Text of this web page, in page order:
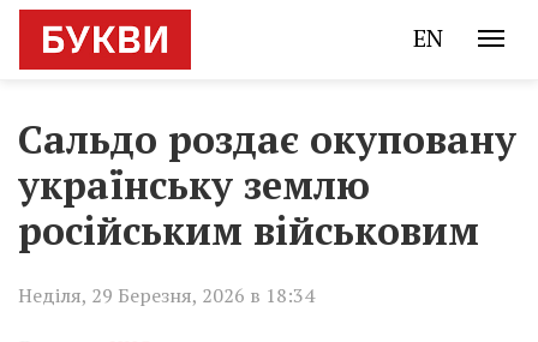
EN
⁨⁨Сальдо роздає окуповану
українську землю
російським військовим
Неділя, 29 Березня, 2026 в 18:34